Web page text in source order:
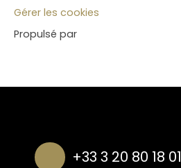
Gérer les cookies
Propulsé par
+33 3 20 80 18 01